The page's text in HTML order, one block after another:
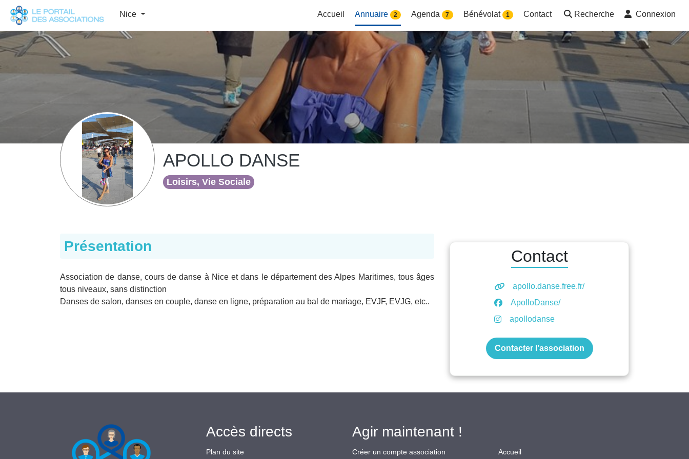
Nice Accueil Annuaire 2 Agenda 7 Bénévolat 1 Contact Recherche Connexion
APOLLO DANSE
Loisirs, Vie Sociale
Présentation
Association de danse, cours de danse à Nice et dans le département des Alpes Maritimes, tous âges
tous niveaux, sans distinction
Danses de salon, danses en couple, danse en ligne, préparation au bal de mariage, EVJF, EVJG, etc..
Contact
apollo.danse.free.fr/
ApolloDanse/
apollodanse
Contacter l’association
Accès directs
Plan du site
Agir maintenant !
Créer un compte association Accueil
Panneau de gestion des cookies